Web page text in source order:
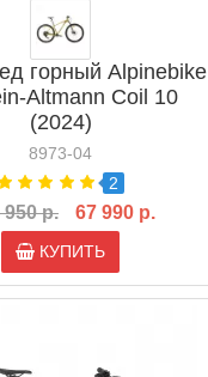
горный Alpinebike
Altmann Coil 10
(2024)
8973-04
2
950 р. 67 990 р.
КУПИТЬ